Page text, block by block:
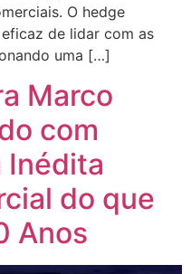
O hedge
de lidar com as
uma […]
Marco
com
Inédita
do que
Anos